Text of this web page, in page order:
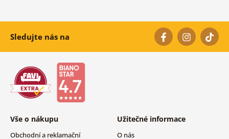
Sledujte nás na
Vše o nákupu
Obchodní a reklamační
Užitečné informace
O nás